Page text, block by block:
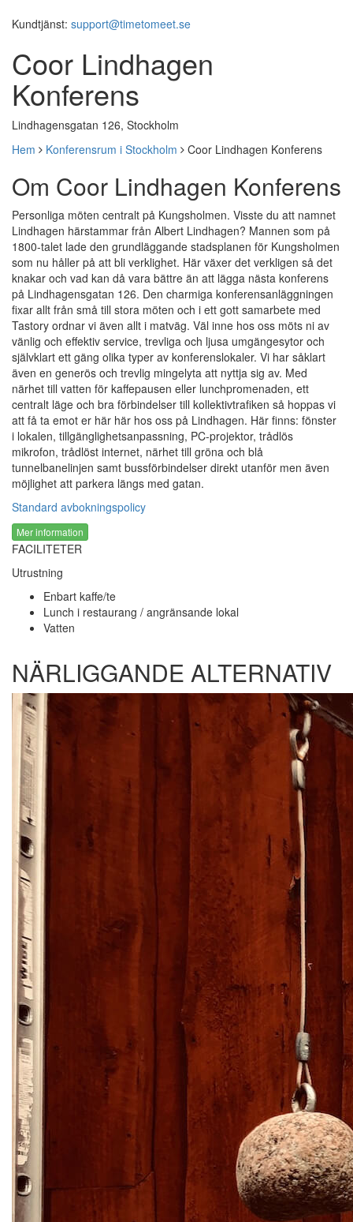
Kundtjänst: support@timetomeet.se
Coor Lindhagen
Konferens
Lindhagensgatan 126, Stockholm
Hem
Konferensrum i Stockholm Coor Lindhagen Konferens
Om Coor Lindhagen Konferens
Personliga möten centralt på Kungsholmen. Visste du att namnet
Lindhagen härstammar från Albert Lindhagen? Mannen som på
1800-talet lade den grundläggande stadsplanen för Kungsholmen
som nu håller på att bli verklighet. Här växer det verkligen så det
knakar och vad kan då vara bättre än att lägga nästa konferens
på Lindhagensgatan 126. Den charmiga konferensanläggningen
fixar allt från små till stora möten och i ett gott samarbete med
Tastory ordnar vi även allt i matväg. Väl inne hos oss möts ni av
vänlig och effektiv service, trevliga och ljusa umgängesytor och
självklart ett gäng olika typer av konferenslokaler. Vi har såklart
även en generös och trevlig mingelyta att nyttja sig av. Med
närhet till vatten för kaffepausen eller lunchpromenaden, ett
centralt läge och bra förbindelser till kollektivtrafiken så hoppas vi
att få ta emot er här här hos oss på Lindhagen. Här finns: fönster
i lokalen, tillgänglighetsanpassning, PC-projektor, trådlös
mikrofon, trådlöst internet, närhet till gröna och blå
tunnelbanelinjen samt bussförbindelser direkt utanför men även
möjlighet att parkera längs med gatan.
Standard avbokningspolicy
Mer information
FACILITETER
Utrustning
Enbart kaffe/te
Lunch i restaurang / angränsande lokal
Vatten
NÄRLIGGANDE ALTERNATIV